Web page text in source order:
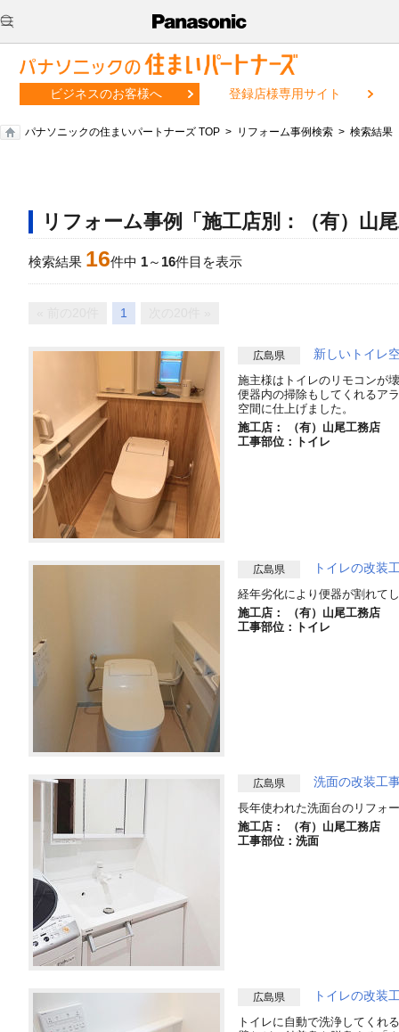
ビジネスのお客様へ 登録店様専用サイト
パナソニックの住まいパートナーズ TOP リフォーム事例検索 検索結果
リフォーム事例「施工店別：（有）山
検索結果 16件中 1～ 16件目を表示
1
広島県 新しいトイレ
施主様はトイレのリモコンが
便器内の掃除もしてくれるア
空間に仕上げました。
施工店： （有）山尾工務店
工事部位：トイレ
広島県 トイレの改装
経年劣化により便器が割れて
施工店： （有）山尾工務店
工事部位：トイレ
広島県 洗面の改装工
長年使われた洗面台のリフォ
施工店： （有）山尾工務店
工事部位：洗面
広島県 トイレの改装
トイレに自動で洗浄してくれ